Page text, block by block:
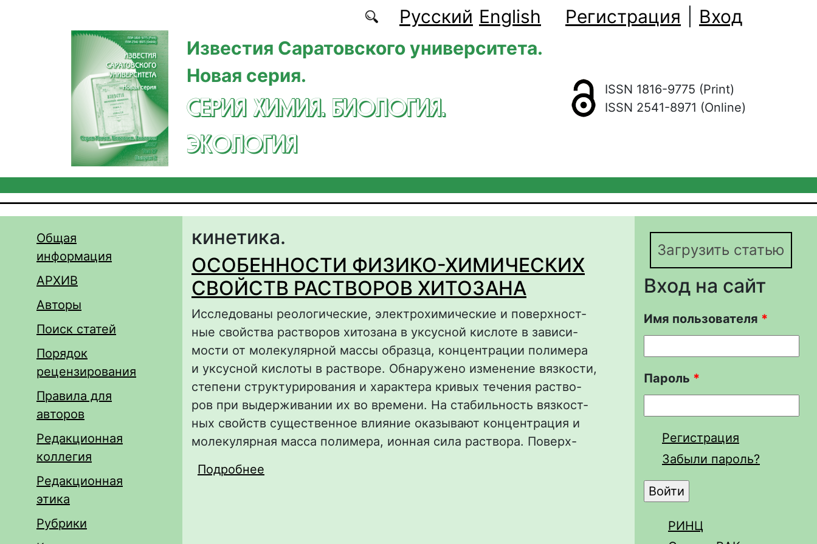
Русский English Регистрация
Вход
Известия Саратовского университета.
Новая серия.
СЕРИЯ ХИМИЯ. БИОЛОГИЯ.
ЭКОЛОГИЯ
ISSN 1816-9775 (Print)
ISSN 2541-8971 (Online)
Общая
информация
АРХИВ
Авторы
Поиск статей
Порядок
рецензирования
Правила для
авторов
Редакционная
коллегия
Редакционная
этика
Рубрики
кинетика.
ОСОБЕННОСТИ ФИЗИКО-ХИМИЧЕСКИХ
СВОЙСТВ РАСТВОРОВ ХИТОЗАНА
Исследованы реологические, электрохимические и поверхност-
ные свойства растворов хитозана в уксусной кислоте в зависи-
мости от молекулярной массы образца, концентрации полимера
и уксусной кислоты в растворе. Обнаружено изменение вязкости,
степени структурирования и характера кривых течения раство-
ров при выдерживании их во времени. На стабильность вязкост-
ных свойств существенное влияние оказывают концентрация и
молекулярная масса полимера, ионная сила раствора. Поверх-
Подробнее
Загрузить статью
Вход на сайт
Имя пользователя *
Пароль *
Регистрация
Забыли пароль?
РИНЦ